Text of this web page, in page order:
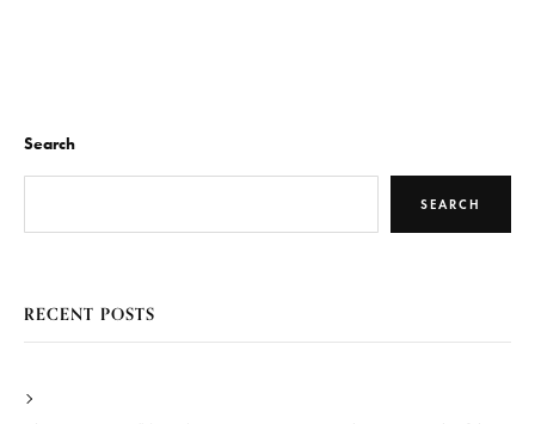
Search
SEARCH
RECENT POSTS